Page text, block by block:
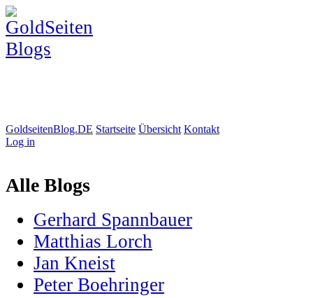
GoldseitenBlog.DE Startseite Übersicht Kontakt
Log in
Alle Blogs
Gerhard Spannbauer
Matthias Lorch
Jan Kneist
Peter Boehringer